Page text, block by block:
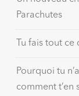
Parachutes
Tu fais tout
Pourquoi tu
comment t’en